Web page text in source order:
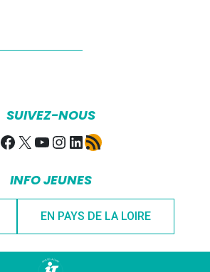
SUIVEZ-NOUS
Facebook
X YouTube
Instagram
LinkedIn
Flux RSS
INFO JEUNES
EN PAYS DE LA LOIRE